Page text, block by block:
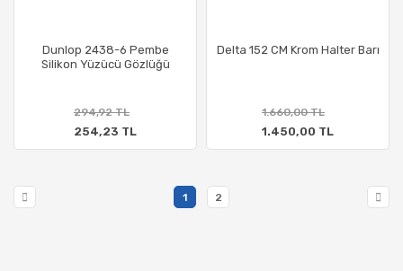
Dunlop 2438-6 Pembe
Silikon Yüzücü Gözlüğü
294,92 TL
254,23 TL
Delta 152 CM Krom Halter Barı
1.660,00 TL
1.450,00 TL
1 2